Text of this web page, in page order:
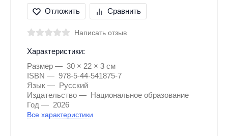
Отложить Сравнить
Написать отзыв
Характеристики:
Размер
30 × 22 × 3 см
ISBN
978-5-44-541875-7
Язык
Русский
Издательство
Национальное образование
Год
2026
Все характеристики